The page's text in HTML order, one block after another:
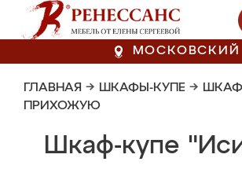
МОСКОВСКИЙ
ГЛАВНАЯ → ШКАФЫ-КУПЕ →
ПРИХОЖУЮ
Шкаф-купе